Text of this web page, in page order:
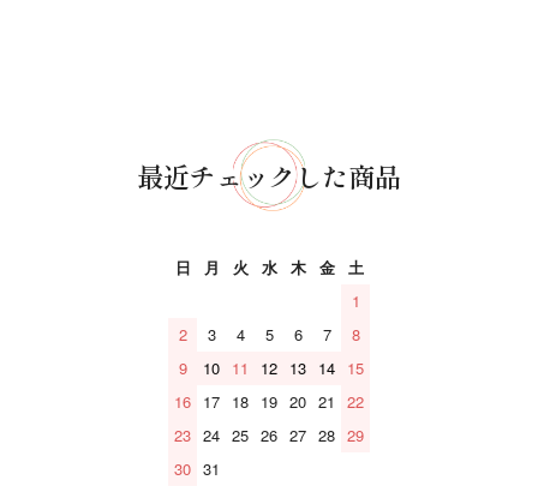
最近チェックした商品
日 月 火 水 木 金
土
1
2
3 4 5 6 7
8
9
10 11 12 13 14 15
16 17 18 19 20 21
22
23 24 25 26 27 28 29
30 31